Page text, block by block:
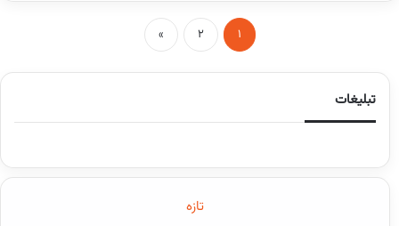
1
2
»
تبلیغات
تازه